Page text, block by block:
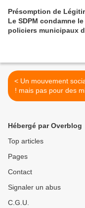
Présomption de
Le SDPM condamne
policiers municipaux
< Un mouvement social, oui
! mais pas pour des
!
Hébergé par Overblog
Top articles
Pages
Contact
Signaler un abus
C.G.U.